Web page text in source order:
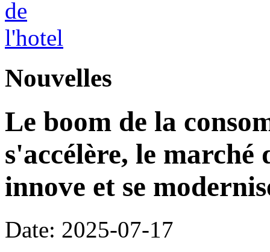
Nouvelles
Le boom de la
s'accélère, le
innove et se
Date: 2025-07-17